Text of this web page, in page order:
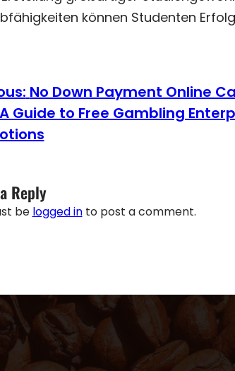
können Studenten
No Down Payment Online
Guide to Free Gambling
Reply
be logged into post a comment.